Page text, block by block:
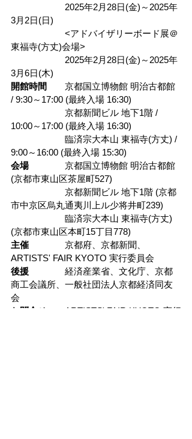
2025年2月28日(金)～2025年
3月2日(日)
<アドバイザリーボード展＠
東福寺(方丈)会場>
2025年2月28日(金)～2025年
3月6日(木)
開館時間 京都国立博物館 明治古都館
/ 9:30～17:00 (最終入場 16:30)
京都新聞ビル 地下1階 /
10:00～17:00 (最終入場 16:30)
臨済宗大本山 東福寺(方丈) /
9:00～16:00 (最終入場 15:30)
会場 京都国立博物館 明治古都館
(京都市東山区茶屋町527)
京都新聞ビル 地下1階 (京都
市中京区烏丸通夷川上ル少将井町239)
臨済宗大本山 東福寺(方丈)
(京都市東山区本町15丁目778)
主催 京都府、京都新聞、
ARTISTS' FAIR KYOTO 実行委員会
後援 経済産業省、文化庁、京都
商工会議所、一般社団法人京都経済同友
会
お問合せ
ARTISTS' FAIR KYOTO 実行